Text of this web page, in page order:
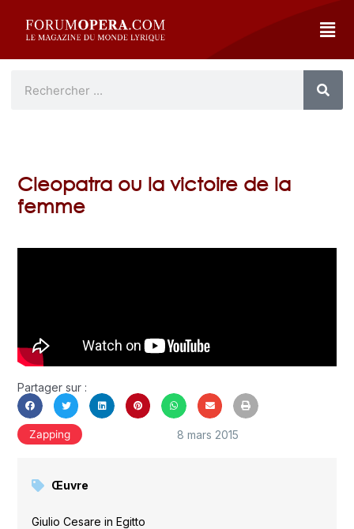
Cleopatra ou la victoire de la
femme
Partager sur :
Zapping 8 mars 2015
Œuvre
Giulio Cesare in Egitto